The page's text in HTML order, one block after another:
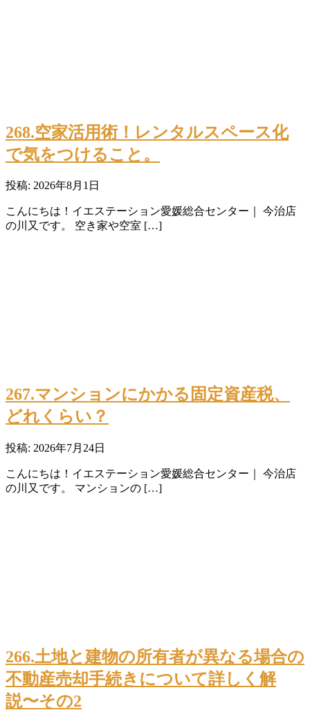
268.空家活用術！レンタルスペース化
で気をつけること。
投稿: 2026年8月1日
こんにちは！イエステーション愛媛総合センター｜ 今治店
の川又です。 空き家や空室 […]
267.マンションにかかる固定資産税、
どれくらい？
投稿: 2026年7月24日
こんにちは！イエステーション愛媛総合センター｜ 今治店
の川又です。 マンションの […]
266.土地と建物の所有者が異なる場合の
不動産売却手続きについて詳しく解
説〜その2